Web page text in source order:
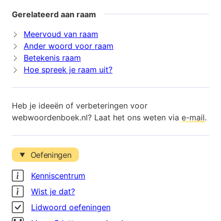
Gerelateerd aan raam
Meervoud van raam
Ander woord voor raam
Betekenis raam
Hoe spreek je raam uit?
Heb je ideeën of verbeteringen voor
webwoordenboek.nl? Laat het ons weten via e-mail.
Oefeningen
Kenniscentrum
Wist je dat?
Lidwoord oefeningen